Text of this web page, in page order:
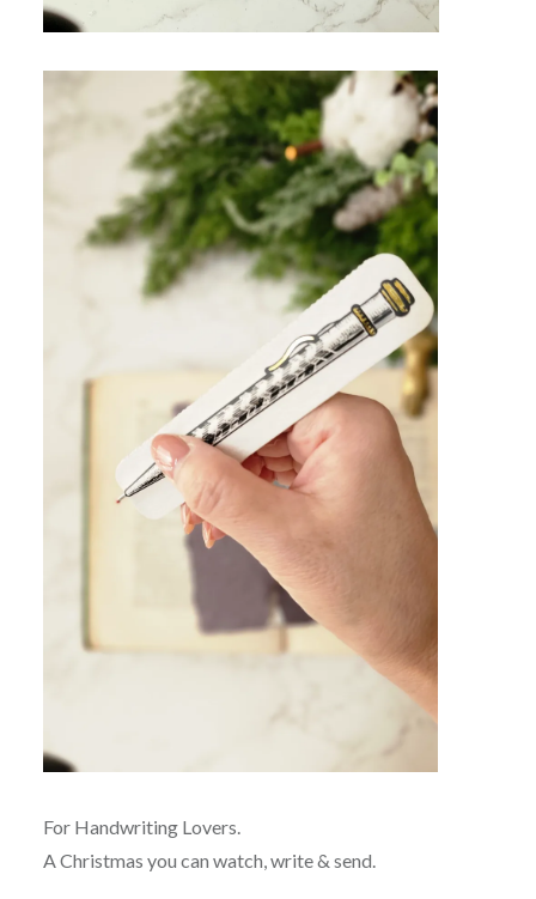
For Handwriting Lovers.
A Christmas you can watch, write & send.